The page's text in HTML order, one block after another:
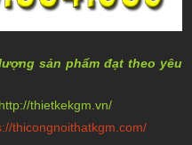
sản phẩm đạt theo yêu
http://thietkekgm.vn/
thicongnoithatkgm.com/